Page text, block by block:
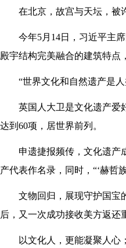
在北京，故宫与天坛，被
今年5月14日，习近平主
殿宇结构完美融合的建筑特点
“世界文化和自然遗产是
英国人大卫是文化遗产爱
达到60项，居世界前列。
申遗捷报频传，文化遗产
产代表作名录，同时，“‘赫哲
文物回归，展现守护国宝
后，又一次成功接收美方返还
以文化人，更能凝聚人心